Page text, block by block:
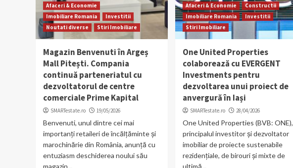
Afaceri & Economie
Imobiliare Romania
Investitii
Noutati diverse
Stiri Imobiliare
Magazin Benvenuti în Argeș
Mall Pitești. Compania
continuă parteneriatul cu
dezvoltatorul de centre
comerciale Prime Kapital
SMARTestate.ro 19/05/2026
Benvenuti, unul dintre cei mai
importanți retaileri de încălțăminte și
marochinărie din România, anunță cu
entuziasm deschiderea noului său
magazin...
Afaceri & Economie
Constructii
Imobiliare Romania
Investitii
Stiri Imobiliare
One United Properties
colaborează cu EVERGENT
Investments pentru
dezvoltarea unui proiect de
anvergură în Iași
SMARTestate.ro 28/04/2026
One United Properties (BVB: ONE),
principalul investitor și dezvoltator
imobiliar de proiecte sustenabile
rezidențiale, de birouri și mixte de
ultimă...